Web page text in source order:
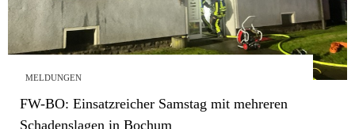
MELDUNGEN
FW-BO: Einsatzreicher Samstag mit mehreren
Schadenslagen in Bochum